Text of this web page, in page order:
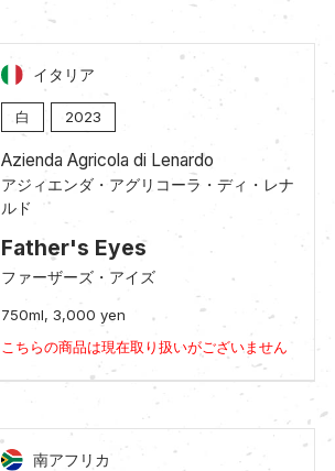
イタリア
白 2023
Azienda Agricola di Lenardo
アジィエンダ・アグリコーラ・ディ・レナ
ルド
Father's Eyes
ファーザーズ・アイズ
750ml, 3,000 yen
こちらの商品は現在取り扱いがございません
南アフリカ